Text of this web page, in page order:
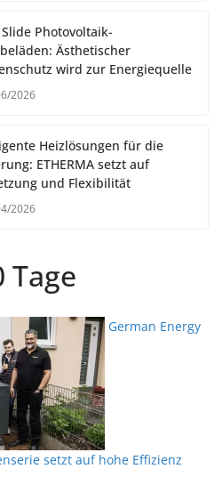
Photovoltaik-
Ästhetischer
wird zur Energiequelle
2026
Heizlösungen für die
ETHERMA setzt auf
und Flexibilität
2026
Tage
German Energy
setzt auf hohe Effizienz